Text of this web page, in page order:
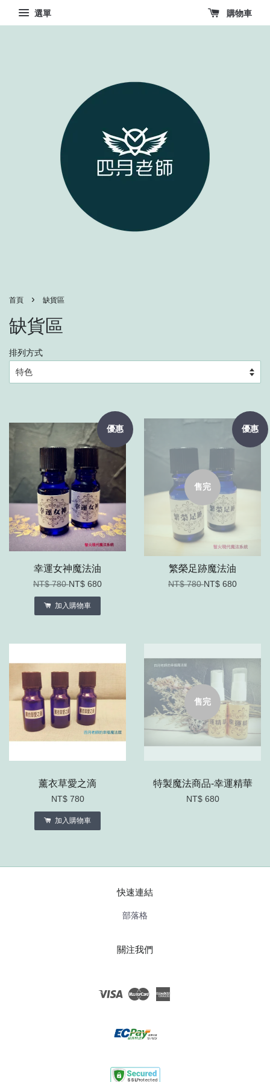
選單 購物車
首頁 › 缺貨區
缺貨區
排列方式
優惠
幸運女神魔法油
NT$ 780NT$ 680
加入購物車
優惠
售完
繁榮足跡魔法油
NT$ 780NT$ 680
薰衣草愛之滴
NT$ 780
加入購物車
售完
特製魔法商品-幸運精華
NT$ 680
快速連結
部落格
關注我們
Visa Master